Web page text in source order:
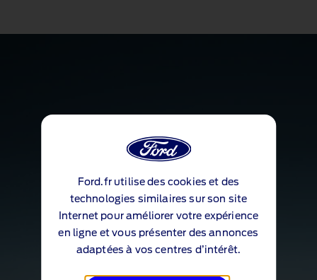
Ford.fr utilise des cookies et des
technologies similaires sur son site
Internet pour améliorer votre expérience
en ligne et vous présenter des annonces
adaptées à vos centres d’intérêt.